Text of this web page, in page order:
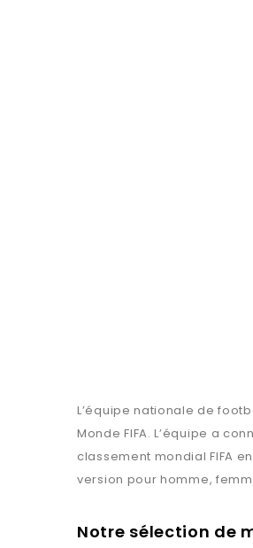
L’équipe nationale de
Monde FIFA. L’équipe a
classement mondial FIFA
version pour homme,
Notre sélection de